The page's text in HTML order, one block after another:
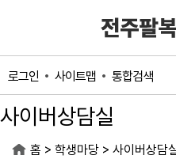
로그인 사이트맵 통합검색
사이버상담실
홈 > 학생마당 > 사이버상담